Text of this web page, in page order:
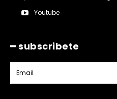
Youtube
━ subscribete